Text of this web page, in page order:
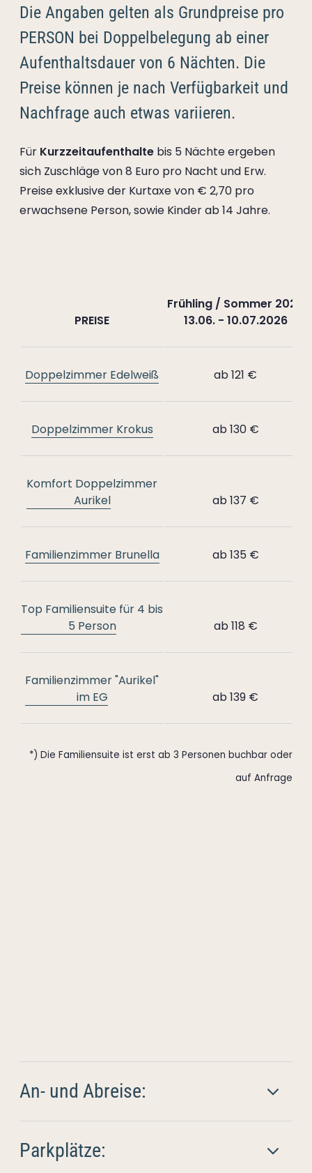
----
--
Die Angaben gelten als Grundpreise pro
PERSON bei Doppelbelegung ab einer
Aufenthaltsdauer von 6 Nächten. Die
Preise können je nach Verfügbarkeit und
Nachfrage auch etwas variieren.
Für Kurzzeitaufenthalte bis 5 Nächte ergeben
sich Zuschläge von 8 Euro pro Nacht und Erw.
Preise exklusive der Kurtaxe von € 2,70 pro
erwachsene Person, sowie Kinder ab 14 Jahre.
PREISE
Frühling / Sommer 2026
13.06. - 10.07.2026
Doppelzimmer Edelweiß ab 121 €
Doppelzimmer Krokus ab 130 €
Komfort Doppelzimmer
Aurikel
ab 137 €
Familienzimmer Brunella ab 135 €
Top Familiensuite für 4 bis
5 Person
ab 118 €
Familienzimmer "Aurikel"
im EG
ab 139 €
*) Die Familiensuite ist erst ab 3 Personen buchbar oder
auf Anfrage
An- und Abreise:
Parkplätze: